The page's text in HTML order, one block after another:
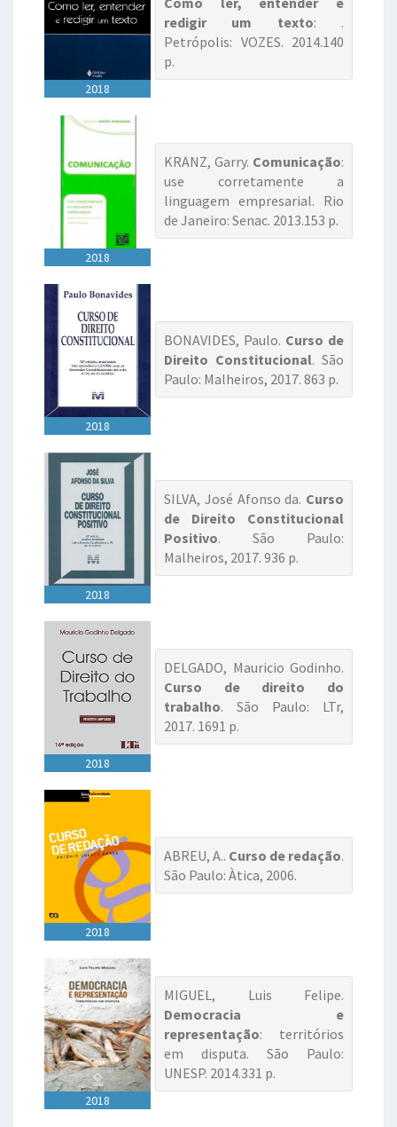
2018
redigir um texto: .
Petrópolis: VOZES. 2014.140
p.
2018
KRANZ, Garry. Comunicação:
use corretamente a
linguagem empresarial. Rio
de Janeiro: Senac. 2013.153 p.
2018
BONAVIDES, Paulo. Curso de
Direito Constitucional. São
Paulo: Malheiros, 2017. 863 p.
2018
SILVA, José Afonso da. Curso
de Direito Constitucional
Positivo. São Paulo:
Malheiros, 2017. 936 p.
2018
DELGADO, Mauricio Godinho.
Curso de direito do
trabalho. São Paulo: LTr,
2017. 1691 p.
2018
ABREU, A.. Curso de redação.
São Paulo: Àtica, 2006.
2018
MIGUEL, Luis Felipe.
Democracia e
representação: territórios
em disputa. São Paulo:
UNESP. 2014.331 p.